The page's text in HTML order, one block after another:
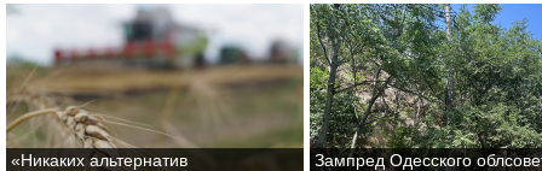
«Никаких альтернатив
Зампред Одесского